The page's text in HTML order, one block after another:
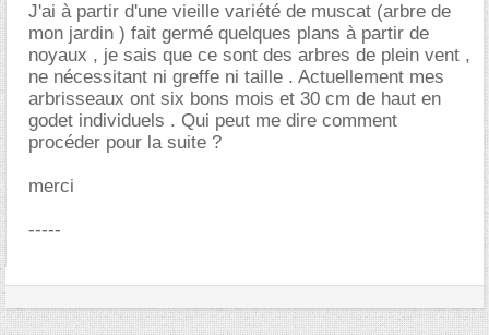
J'ai à partir d'une vieille variété de muscat (arbre de
mon jardin ) fait germé quelques plans à partir de
noyaux , je sais que ce sont des arbres de plein vent ,
ne nécessitant ni greffe ni taille . Actuellement mes
arbrisseaux ont six bons mois et 30 cm de haut en
godet individuels . Qui peut me dire comment
procéder pour la suite ?
merci
-----